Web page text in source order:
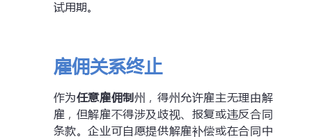
试用期。
雇佣关系终止
作为任意雇佣制州，得州允许雇主无理由解
雇，但解雇不得涉及歧视、报复或违反合同
条款。企业可自愿提供解雇补偿或在合同中